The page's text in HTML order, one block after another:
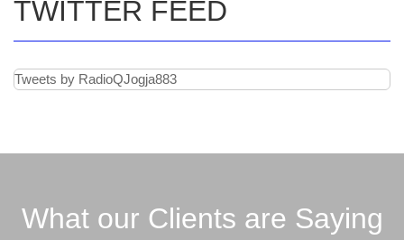
TWITTER FEED
Tweets by RadioQJogja883
What our Clients are Saying